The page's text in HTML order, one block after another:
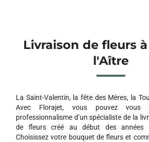
Livraison de fleurs
l'Aître
La Saint-Valentin, la fête des Mères, la
Avec Florajet, vous pouvez vous
professionnalisme d’un spécialiste de la
de fleurs créé au début des années
Choisissez votre bouquet de fleurs et